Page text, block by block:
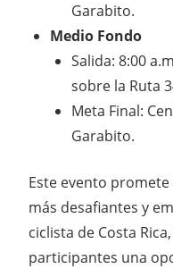
Garabito.
Medio Fondo
Salida: 8:00
sobre la Ruta
Meta Final:
Garabito.
Este evento
más desafiantes y
ciclista de Costa
participantes una